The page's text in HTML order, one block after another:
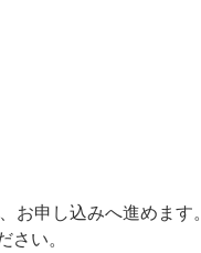
申し込みへ進めます。
い。